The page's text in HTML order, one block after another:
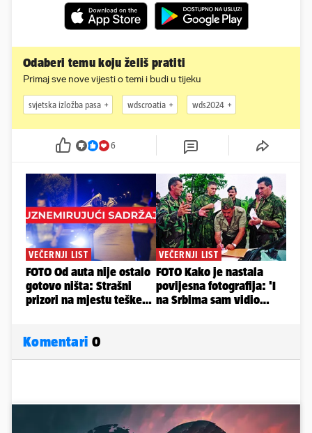
Odaberi temu koju želiš pratiti
Primaj sve nove vijesti o temi i budi u tijeku
svjetska izložba pasa wdscroatia wds2024
6
Komentari 0